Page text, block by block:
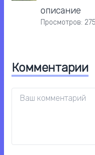
описание
Просмотров: 275
Комментарии